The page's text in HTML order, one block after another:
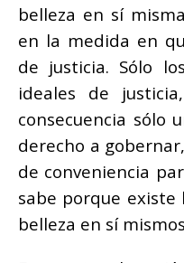
belleza en sí
en la medida en
de justicia. Sólo
ideales de
consecuencia sólo
derecho a
de conveniencia
sabe porque existe
belleza en sí